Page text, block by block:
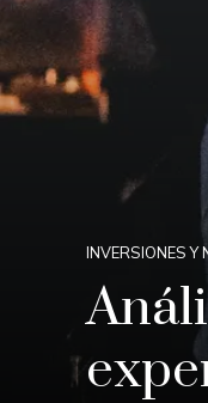
INVERSIONES Y